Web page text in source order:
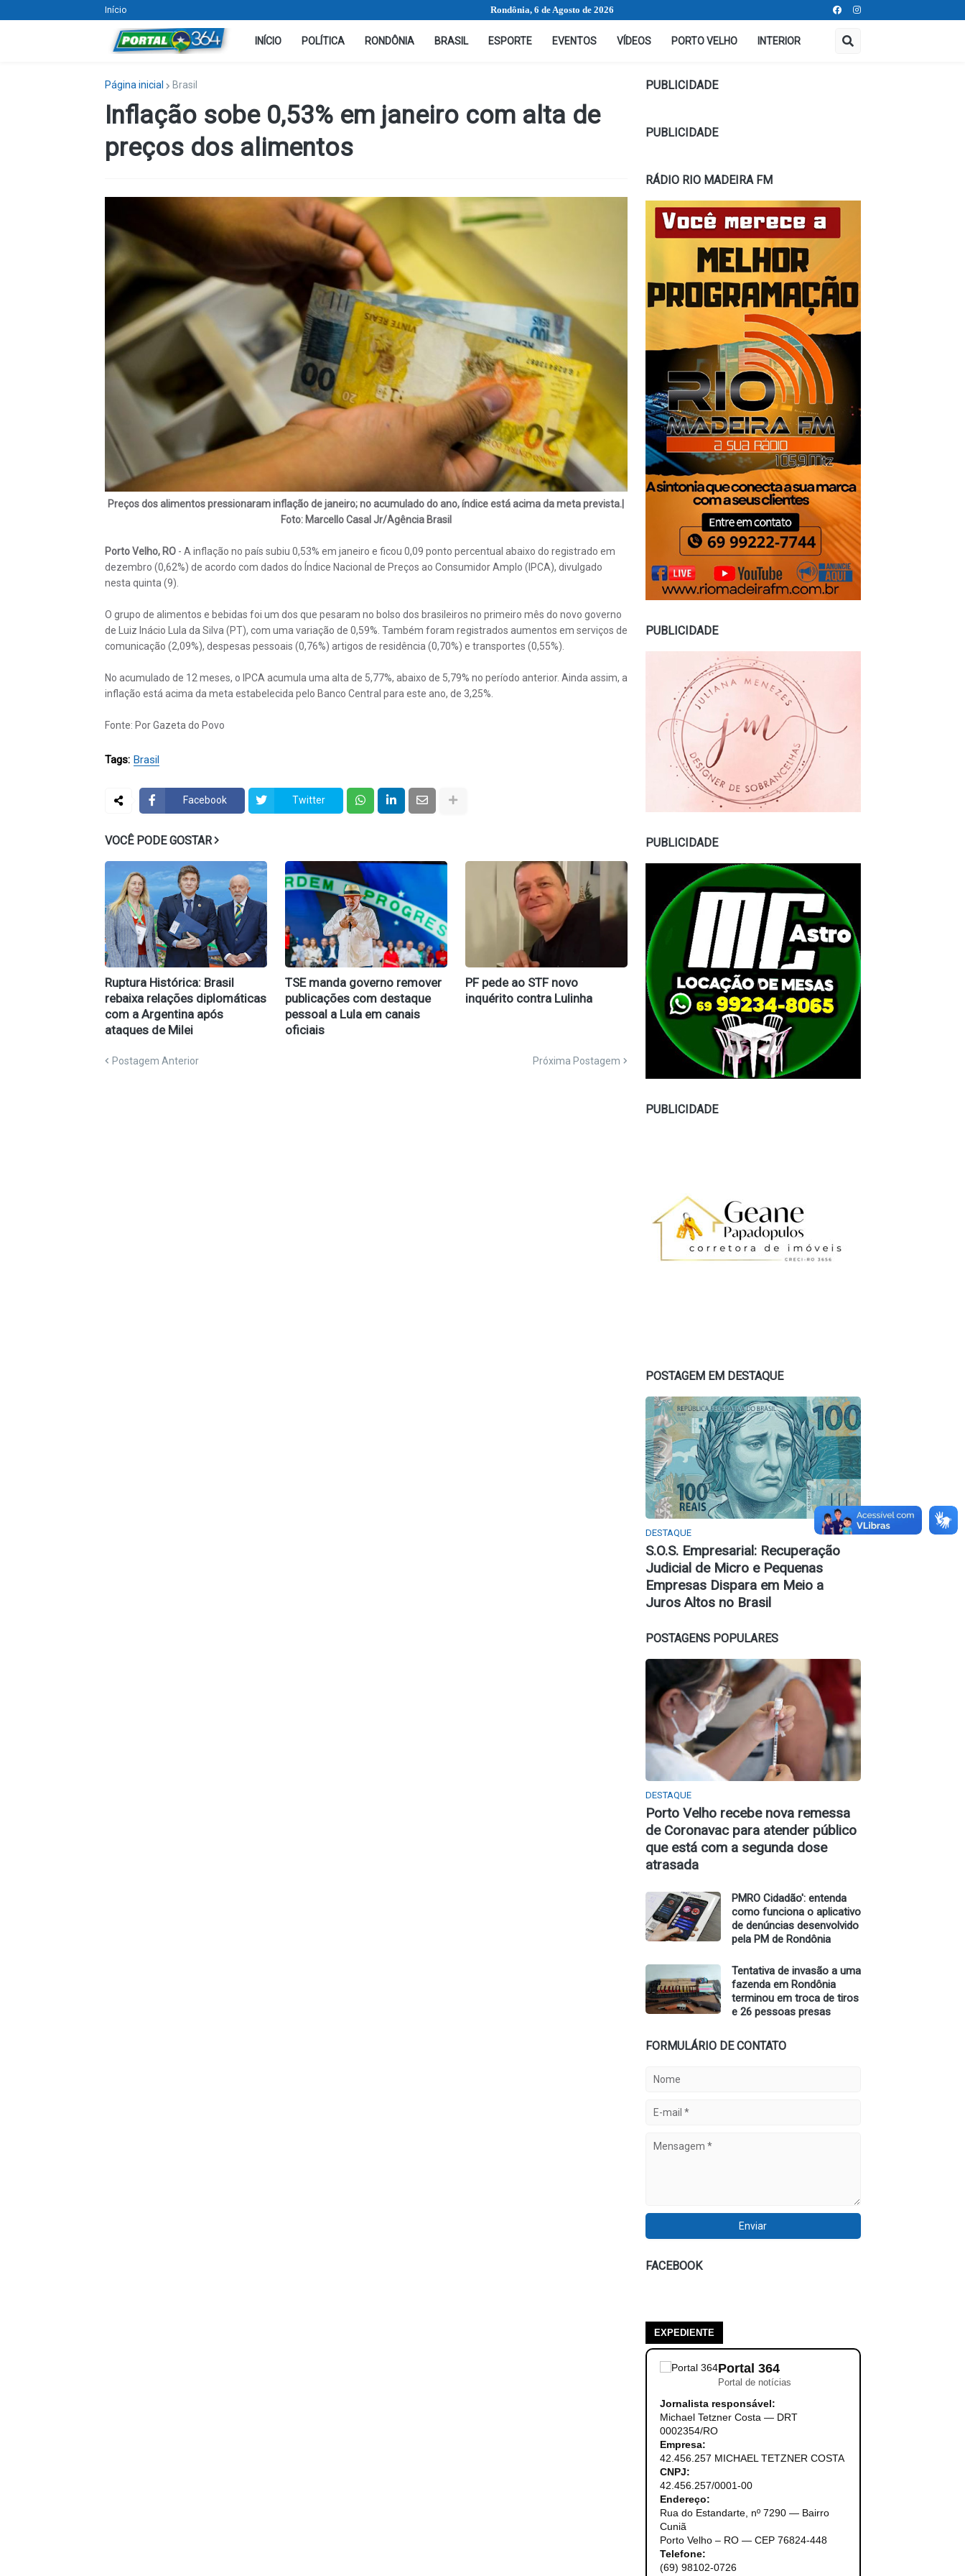
Início Rondônia, 6 de Agosto de 2026
INÍCIO POLÍTICA RONDÔNIA BRASIL ESPORTE EVENTOS VÍDEOS PORTO VELHO INTERIOR
Página inicial Brasil
Inflação sobe 0,53% em janeiro com alta de
preços dos alimentos
Preços dos alimentos pressionaram inflação de janeiro; no acumulado do ano, índice está acima da meta prevista.|
Foto: Marcello Casal Jr/Agência Brasil
Porto Velho, RO- A inflação no país subiu 0,53% em janeiro e ficou 0,09 ponto percentual abaixo do registrado em
dezembro (0,62%) de acordo com dados do Índice Nacional de Preços ao Consumidor Amplo (IPCA), divulgado
nesta quinta (9).
O grupo de alimentos e bebidas foi um dos que pesaram no bolso dos brasileiros no primeiro mês do novo governo
de Luiz Inácio Lula da Silva (PT), com uma variação de 0,59%. Também foram registrados aumentos em serviços de
comunicação (2,09%), despesas pessoais (0,76%) artigos de residência (0,70%) e transportes (0,55%).
No acumulado de 12 meses, o IPCA acumula uma alta de 5,77%, abaixo de 5,79% no período anterior. Ainda assim, a
inflação está acima da meta estabelecida pelo Banco Central para este ano, de 3,25%.
Fonte: Por Gazeta do Povo
Tags: Brasil
Facebook Twitter
VOCÊ PODE GOSTAR
Ruptura Histórica: Brasil
rebaixa relações diplomáticas
com a Argentina após
ataques de Milei
TSE manda governo remover
publicações com destaque
pessoal a Lula em canais
oficiais
PF pede ao STF novo
inquérito contra Lulinha
Postagem Anterior Próxima Postagem
PUBLICIDADE
PUBLICIDADE
RÁDIO RIO MADEIRA FM
PUBLICIDADE
PUBLICIDADE
PUBLICIDADE
POSTAGEM EM DESTAQUE
DESTAQUE
S.O.S. Empresarial: Recuperação
Judicial de Micro e Pequenas
Empresas Dispara em Meio a
Juros Altos no Brasil
POSTAGENS POPULARES
DESTAQUE
Porto Velho recebe nova remessa
de Coronavac para atender público
que está com a segunda dose
atrasada
PMRO Cidadão': entenda
como funciona o aplicativo
de denúncias desenvolvido
pela PM de Rondônia
Tentativa de invasão a uma
fazenda em Rondônia
terminou em troca de tiros
e 26 pessoas presas
FORMULÁRIO DE CONTATO
FACEBOOK
EXPEDIENTE
Portal 364
Portal de notícias
Jornalista responsável:
Michael Tetzner Costa — DRT
0002354/RO
Empresa:
42.456.257 MICHAEL TETZNER COSTA
CNPJ:
42.456.257/0001-00
Endereço:
Rua do Estandarte, nº 7290 — Bairro
Cuniã
Porto Velho – RO — CEP 76824-448
Telefone:
(69) 98102-0726